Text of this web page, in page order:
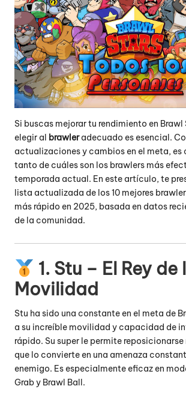
Si buscas mejorar tu rendimiento en
elegir al brawleradecuado es esencial.
actualizaciones y cambios en el meta, es
tanto de cuáles son los brawlers más
temporada actual. En este artículo, te
lista actualizada de los 10 mejores
más rápido en 2025, basada en datos
de la comunidad.
1. Stu – El Rey de
Movilidad
Stu ha sido una constante en el meta de
a su increíble movilidad y capacidad de
rápido. Su super le permite
que lo convierte en una amenaza
enemigo. Es especialmente eficaz en
Grab y Brawl Ball.